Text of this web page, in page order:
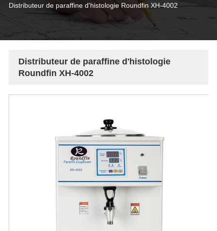
Distributeur de paraffine d'histologie Roundfin XH-4002
Distributeur de paraffine d'histologie
Roundfin XH-4002